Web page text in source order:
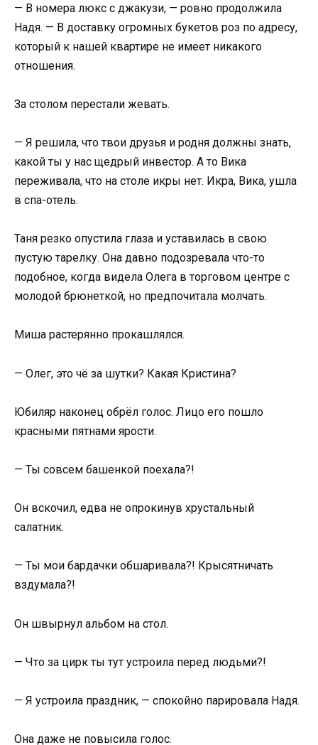
— В номера люкс с джакузи, — ровно продолжила
Надя. — В доставку огромных букетов роз по адресу,
который к нашей квартире не имеет никакого
отношения.
За столом перестали жевать.
— Я решила, что твои друзья и родня должны знать,
какой ты у нас щедрый инвестор. А то Вика
переживала, что на столе икры нет. Икра, Вика, ушла
в спа-отель.
Таня резко опустила глаза и уставилась в свою
пустую тарелку. Она давно подозревала что-то
подобное, когда видела Олега в торговом центре с
молодой брюнеткой, но предпочитала молчать.
Миша растерянно прокашлялся.
— Олег, это чё за шутки? Какая Кристина?
Юбиляр наконец обрёл голос. Лицо его пошло
красными пятнами ярости.
— Ты совсем башенкой поехала?!
Он вскочил, едва не опрокинув хрустальный
салатник.
— Ты мои бардачки обшаривала?! Крысятничать
вздумала?!
Он швырнул альбом на стол.
— Что за цирк ты тут устроила перед людьми?!
— Я устроила праздник, — спокойно парировала Надя.
Она даже не повысила голос.